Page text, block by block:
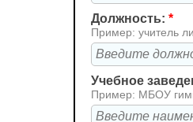
Должность: *
Пример: учитель
Учебное
Пример: МБОУ